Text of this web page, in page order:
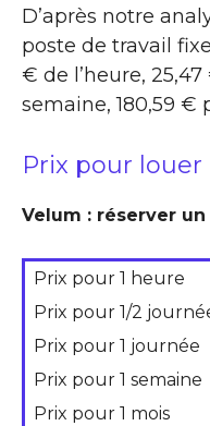
D’après notre
poste de travail
€ de l’heure,
semaine, 180,59 €
Prix pour
Velum : réserver
Prix pour 1 heure
Prix pour 1/2
Prix pour 1 journée
Prix pour 1 semaine
Prix pour 1 mois